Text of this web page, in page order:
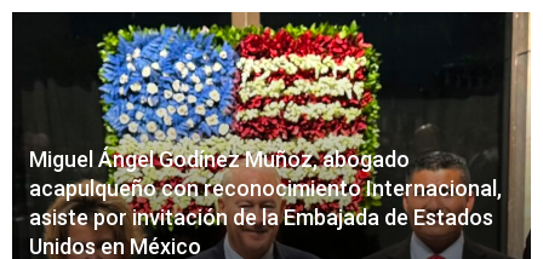
Miguel Ángel Godínez Muñoz, abogado
acapulqueño con reconocimiento Internacional,
asiste por invitación de la Embajada de Estados
Unidos en México